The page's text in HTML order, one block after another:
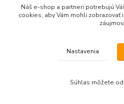
366,97 €
298,35 €bez DPH
Náš e-shop a partneri potrebujú
cookies, aby Vám mohli zobrazovať
záujmov.
Nastavenia
Súhlas môžete